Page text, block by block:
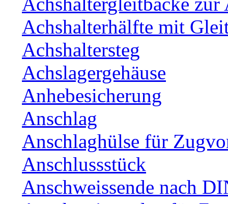
Achshalterhälfte mit
Achshaltersteg
Achslagergehäuse
Anhebesicherung
Anschlag
Anschlaghülse für
Anschlussstück
Anschweissende nach